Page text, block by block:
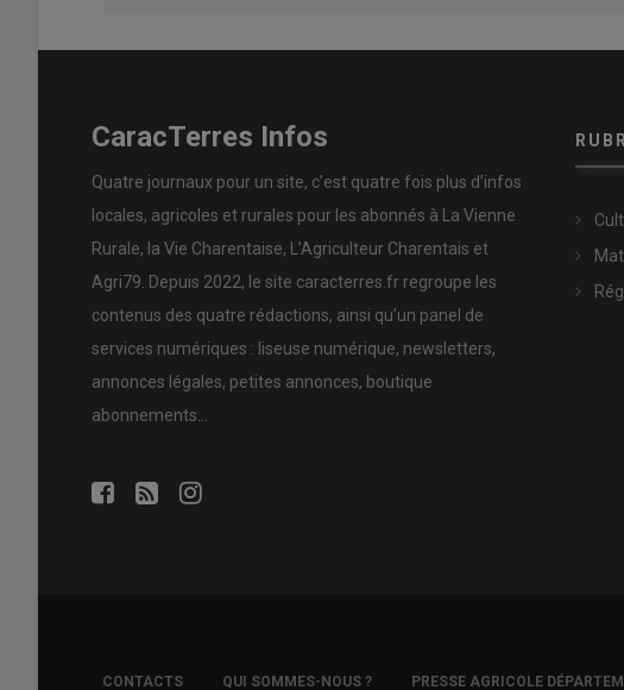
CaracTerres Infos
Quatre journaux pour un site, c’est quatre fois plus d’infos
locales, agricoles et rurales pour les abonnés à La Vienne
Rurale, la Vie Charentaise, L’Agriculteur Charentais et
Agri79. Depuis 2022, le site caracterres.fr regroupe les
contenus des quatre rédactions, ainsi qu’un panel de
services numériques : liseuse numérique, newsletters,
annonces légales, petites annonces, boutique
abonnements…
FOOTER
CONTACTS QUI SOMMES-NOUS ? PRESSE AGRICOLE